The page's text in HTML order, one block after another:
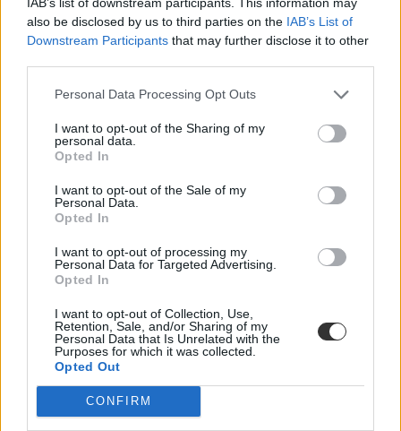
also be disclosed by us to third parties on the IAB’s List of
Downstream Participants that may further disclose it to other
Personal Data Processing Opt Outs
I want to opt-out of the Sharing of my
personal data.
Opted In
I want to opt-out of the Sale of my
Personal Data.
Opted In
I want to opt-out of processing my
Personal Data for Targeted Advertising.
Opted In
I want to opt-out of Collection, Use,
Retention, Sale, and/or Sharing of my
Personal Data that Is Unrelated with the
Purposes for which it was collected.
Opted Out
CONFIRM
Székács Linda
Hivatalos: elkezdődött az idei érettségi szezon, már
Május 5-én hivatalosan is elkezdődött a 2023-as tavaszi érettségi
vizsgaidőszak.
Érettségi-felvételi
Székács Linda
Logikus gondolkodás és szövegértés - így írhatjátok
a legjobb történelem írásbelit egy szaktanár szerint
A legtöbb érettségiző számára a történelem lehet az egyik
legijesztőbb vizsgatárgy, főleg, ha egyébként is inkább a reál
tárgyakban, például a matekban és a fizikában mozogtok
otthonosabban. Bár az évszámok, a fogalmak, esszék és
bonyolultabb történelmi összefüggések elsőre tényleg rémisztőek
lehetnek, Edényi László szaktanárral közösen utánajártunk annak,